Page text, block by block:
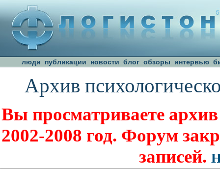
люди публикации новости блог обзоры интервью
Архив
Вы просматриваете
2002-2008 год. Форум
записей.